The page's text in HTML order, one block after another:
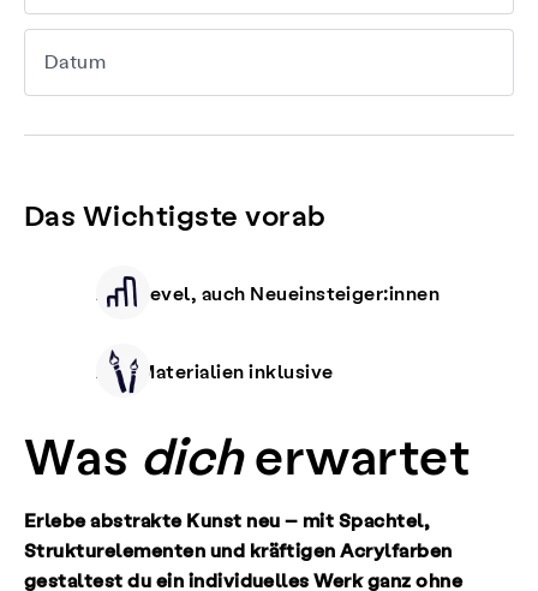
Datum
Das Wichtigste vorab
Alle Level, auch Neueinsteiger:innen
Alle Materialien inklusive
Was dicherwartet
Erlebe abstrakte Kunst neu – mit Spachtel,
Strukturelementen und kräftigen Acrylfarben
gestaltest du ein individuelles Werk ganz ohne